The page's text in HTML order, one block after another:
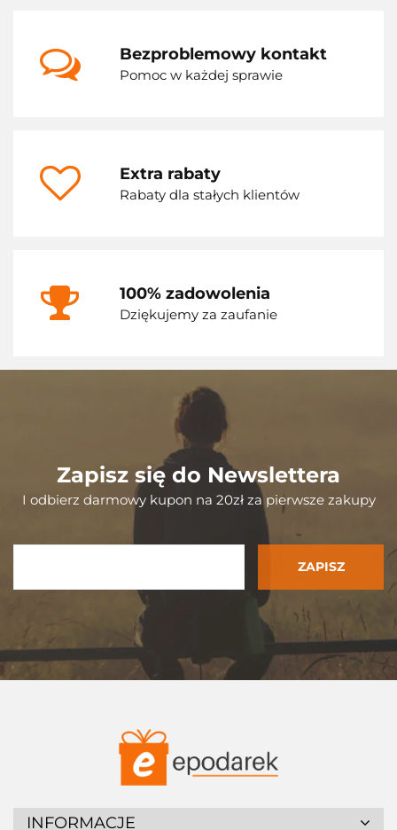
Bezproblemowy kontakt
Pomoc w każdej sprawie
Extra rabaty
Rabaty dla stałych klientów
100% zadowolenia
Dziękujemy za zaufanie
Zapisz się do Newslettera
I odbierz darmowy kupon na 20zł za pierwsze zakupy
INFORMACJE